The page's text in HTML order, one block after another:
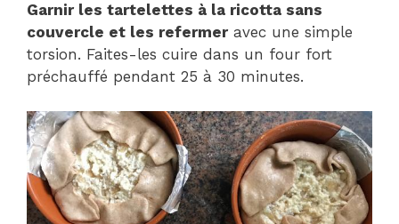
Garnir les tartelettes à la ricotta sans
couvercle et les refermeravec une simple
torsion. Faites-les cuire dans un four fort
préchauffé pendant 25 à 30 minutes.